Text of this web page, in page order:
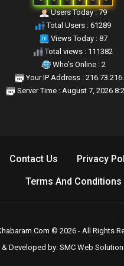
Users Today : 79
Total Users : 61289
Views Today : 87
Total views : 111382
Who's Online : 2
Your IP Address :
Server Time : August 7, 2026
Contact Us
Privacy
Terms And Conditions
© 2026 - All Rights
Developed by: SMC Web